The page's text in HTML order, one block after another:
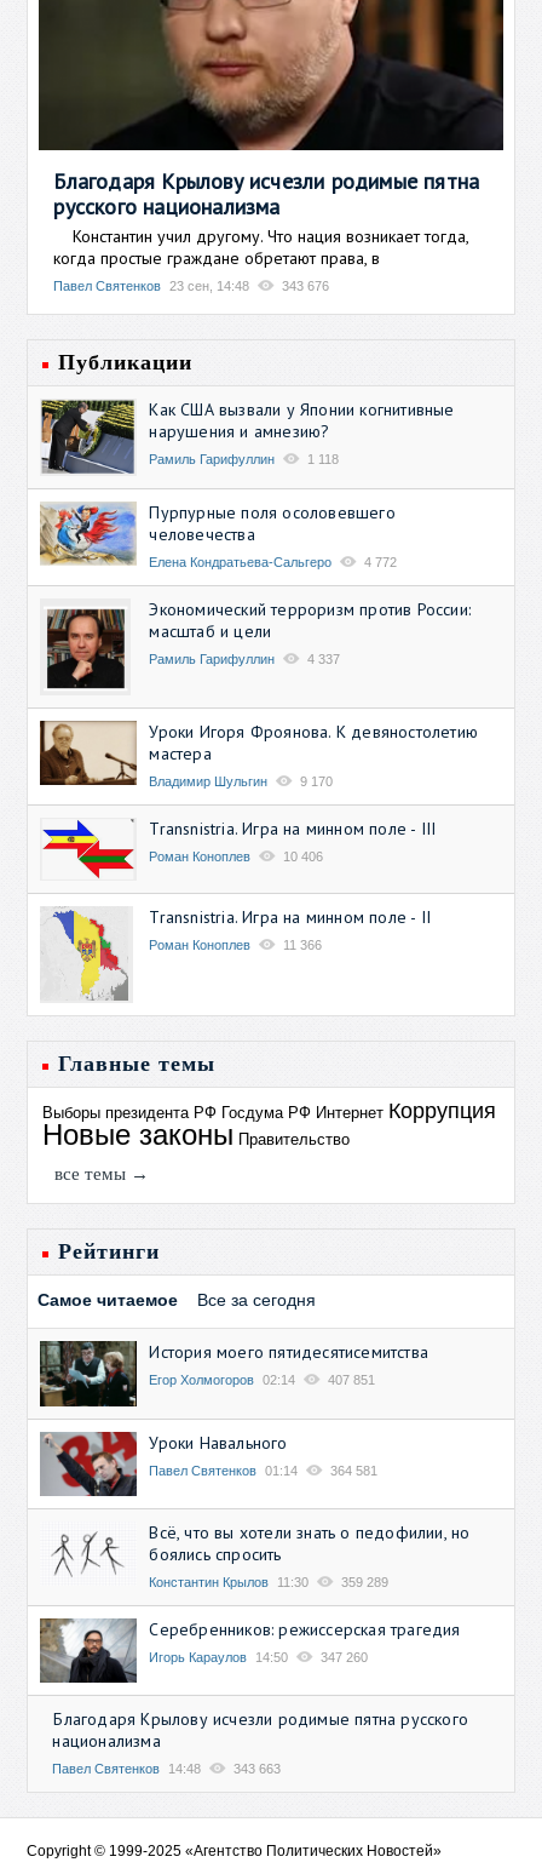
Благодаря Крылову исчезли родимые пятна
русского национализма
Константин учил другому. Что нация возникает тогда,
когда простые граждане обретают права, в
Павел Святенков 23 сен, 14:48 343 676
Публикации
Как США вызвали у Японии когнитивные
нарушения и амнезию?
Рамиль Гарифуллин 1 118
Пурпурные поля осоловевшего
человечества
Елена Кондратьева-Сальгеро 4 772
Экономический терроризм против России:
масштаб и цели
Рамиль Гарифуллин 4 337
Уроки Игоря Фроянова. К девяностолетию
мастера
Владимир Шульгин 9 170
Transnistria. Игра на минном поле - III
Роман Коноплев 10 406
Transnistria. Игра на минном поле - II
Роман Коноплев 11 366
Главные темы
Выборы президента РФ Госдума РФ Интернет Коррупция
Новые законы Правительство
все темы →
Рейтинги
Самое читаемое Все за сегодня
История моего пятидесятисемитства
Егор Холмогоров 02:14 407 851
Уроки Навального
Павел Святенков 01:14 364 581
Всё, что вы хотели знать о педофилии, но
боялись спросить
Константин Крылов 11:30 359 289
Серебренников: режиссерская трагедия
Игорь Караулов 14:50 347 260
Благодаря Крылову исчезли родимые пятна русского
национализма
Павел Святенков 14:48 343 663
Copyright © 1999-2025 «Агентство Политических Новостей»